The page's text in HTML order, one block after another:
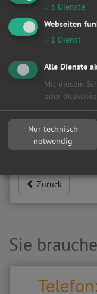
Liebschwitzer Str. 148
07551
Gera
Meine Autowerkstatt
Kundenanfragen
Werkstatt
Sie möchten auf
eine kostenlose
Zurück
Sie
Telefon:
↓ 3 Dienste
Webseiten
↓ 1 Dienst
Alle Dienste
Mit diesem
oder
Nur technisch
notwendig